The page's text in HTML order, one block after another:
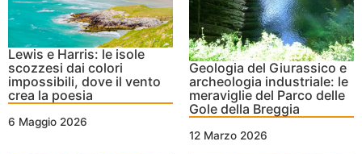
Lewis e Harris: le isole
scozzesi dai colori
impossibili, dove il vento
crea la poesia
6 Maggio 2026
Geologia del Giurassico e
archeologia industriale: le
meraviglie del Parco delle
Gole della Breggia
12 Marzo 2026